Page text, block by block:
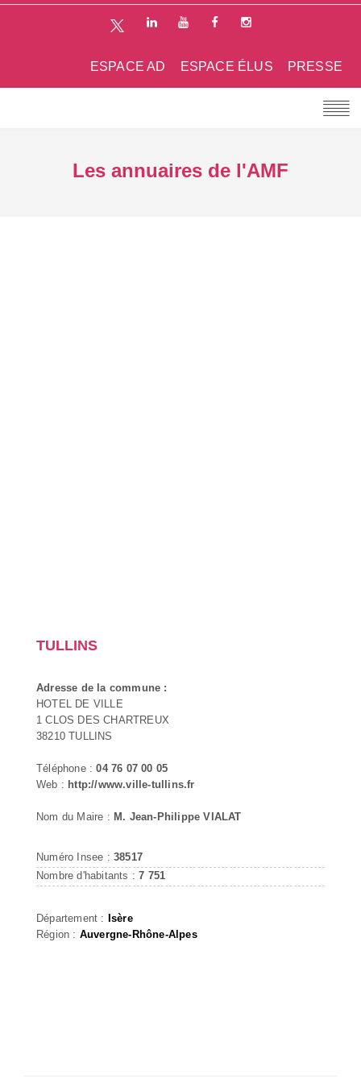
PRESSE
ESPACE ÉLUS
ESPACE AD
Les annuaires de l'AMF
TULLINS
Adresse de la commune :
HOTEL DE VILLE
1 CLOS DES CHARTREUX
38210 TULLINS
Téléphone :04 76 07 00 05
Web : http://www.ville-tullins.fr
Nom du Maire : M. Jean-Philippe VIALAT
Numéro Insee : 38517
Nombre d'habitants :7 751
Département : Isère
Région : Auvergne-Rhône-Alpes